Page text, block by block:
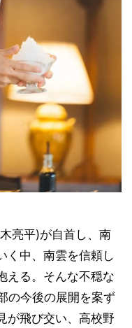
亮平)が自首し、南
く中、南雲を信頼し
える。そんな不穏な
の今後の展開を案ず
が飛び交い、高校野